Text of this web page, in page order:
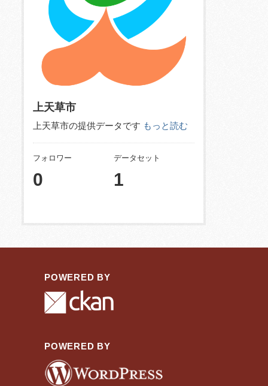
上天草市
上天草市の提供データです もっと読む
フォロワー
0
データセット
1
POWERED BY
POWERED BY